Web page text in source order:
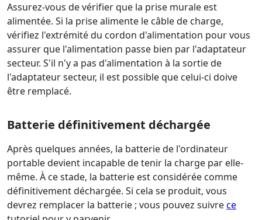
Assurez-vous de vérifier que la prise murale est
alimentée. Si la prise alimente le câble de charge,
vérifiez l'extrémité du cordon d'alimentation pour vous
assurer que l'alimentation passe bien par l'adaptateur
secteur. S'il n'y a pas d'alimentation à la sortie de
l'adaptateur secteur, il est possible que celui-ci doive
être remplacé.
Batterie définitivement déchargée
Après quelques années, la batterie de l'ordinateur
portable devient incapable de tenir la charge par elle-
même. À ce stade, la batterie est considérée comme
définitivement déchargée. Si cela se produit, vous
devrez remplacer la batterie ; vous pouvez suivrece